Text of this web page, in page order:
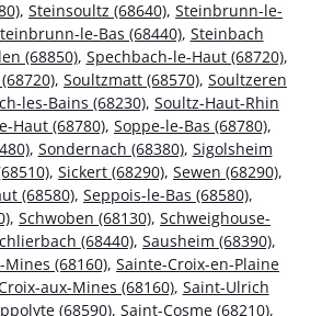
, Steinsoultz (68640), Steinbrunn-le-
le-Bas (68440), Steinbach
(68850), Spechbach-le-Haut (68720),
, Soultzmatt (68570), Soultzeren
les-Bains (68230), Soultz-Haut-Rhin
Haut (68780), Soppe-le-Bas (68780),
, Sondernach (68380), Sigolsheim
, Sickert (68290), Sewen (68290),
(68580), Seppois-le-Bas (68580),
, Schwoben (68130), Schweighouse-
(68440), Sausheim (68390),
(68160), Sainte-Croix-en-Plaine
aux-Mines (68160), Saint-Ulrich
(68590), Saint-Cosme (68210),